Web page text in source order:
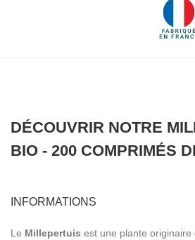
DÉCOUVRIR NOTRE
BIO - 200 COMPRIMÉS
INFORMATIONS
Le Millepertuis est une plante